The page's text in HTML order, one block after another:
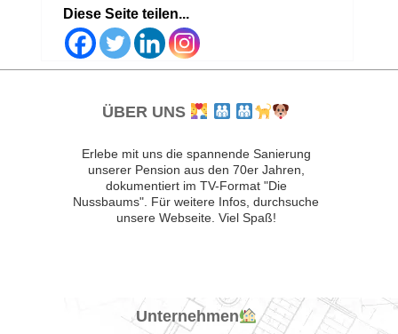
Diese Seite teilen...
ÜBER UNS
Erlebe mit uns die spannende Sanierung
unserer Pension aus den 70er Jahren,
dokumentiert im TV-Format "Die
Nussbaums". Für weitere Infos, durchsuche
unsere Webseite. Viel Spaß!
Unternehmen